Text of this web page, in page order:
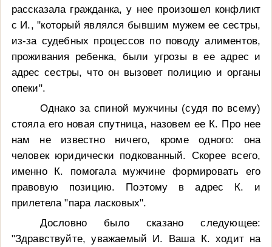
рассказала гражданка, у нее произошел конфликт
с И., "который являлся бывшим мужем ее сестры,
из-за судебных процессов по поводу алиментов,
проживания ребенка, были угрозы в ее адрес и
адрес сестры, что он вызовет полицию и органы
опеки".
Однако за спиной мужчины (судя по всему)
стояла его новая спутница, назовем ее К. Про нее
нам не известно ничего, кроме одного: она
человек юридически подкованный. Скорее всего,
именно К. помогала мужчине формировать его
правовую позицию. Поэтому в адрес К. и
прилетела "пара ласковых".
Дословно было сказано следующее:
"Здравствуйте, уважаемый И. Ваша К. ходит на